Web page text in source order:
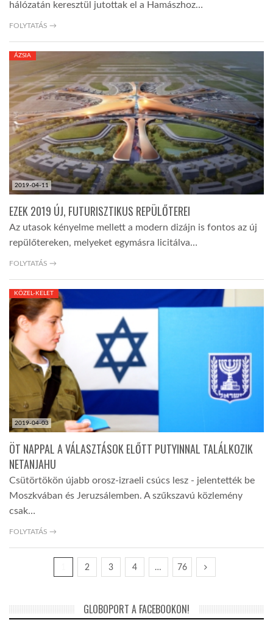
hálózatán keresztül jutottak el a Hamászhoz…
FOLYTATÁS →
2019-04-11
ÁZSIA
EZEK 2019 ÚJ, FUTURISZTIKUS REPÜLŐTEREI
Az utasok kényelme mellett a modern dizájn is fontos az új
repülőtereken, melyeket egymásra licitálva…
FOLYTATÁS →
2019-04-03
KÖZEL-KELET
ÖT NAPPAL A VÁLASZTÁSOK ELŐTT PUTYINNAL TALÁLKOZIK
NETANJAHU
Csütörtökön újabb orosz-izraeli csúcs lesz - jelentették be
Moszkvában és Jeruzsálemben. A szűkszavú közlemény
csak…
FOLYTATÁS →
2 3 4 … 76
GLOBOPORT A FACEBOOKON!